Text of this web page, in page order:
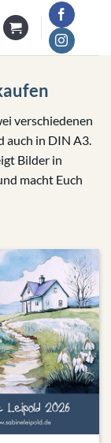
verschiedenen
auch in DIN A3.
Bilder in
macht Euch